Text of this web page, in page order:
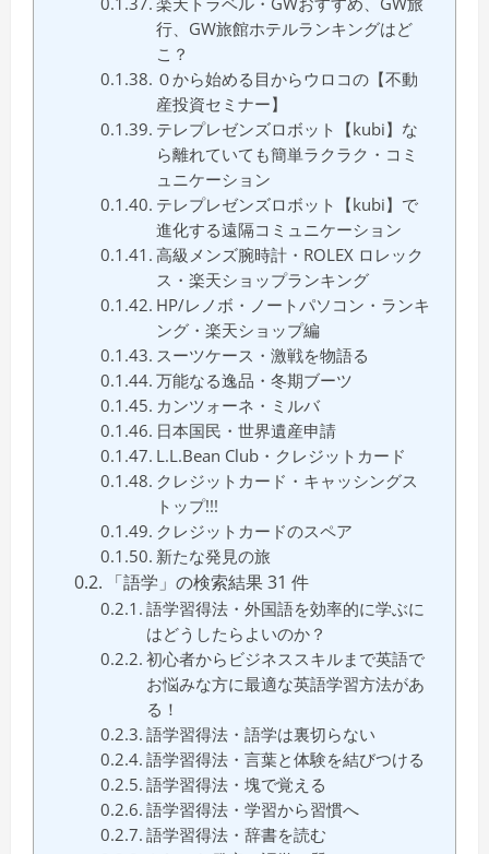
行、GW旅館ホテルランキングはど
こ？
０から始める目からウロコの【不動
産投資セミナー】
テレプレゼンズロボット【kubi】な
ら離れていても簡単ラクラク・コミ
ュニケーション
テレプレゼンズロボット【kubi】で
進化する遠隔コミュニケーション
高級メンズ腕時計・ROLEX ロレック
ス・楽天ショップランキング
HP/レノボ・ノートパソコン・ランキ
ング・楽天ショップ編
スーツケース・激戦を物語る
万能なる逸品・冬期ブーツ
カンツォーネ・ミルバ
日本国民・世界遺産申請
L.L.Bean Club・クレジットカード
クレジットカード・キャッシングス
トップ!!!
クレジットカードのスペア
新たな発見の旅
「語学」の検索結果 31 件
語学習得法・外国語を効率的に学ぶに
はどうしたらよいのか？
初心者からビジネススキルまで英語で
お悩みな方に最適な英語学習方法があ
る！
語学習得法・語学は裏切らない
語学習得法・言葉と体験を結びつける
語学習得法・塊で覚える
語学習得法・学習から習慣へ
語学習得法・辞書を読む